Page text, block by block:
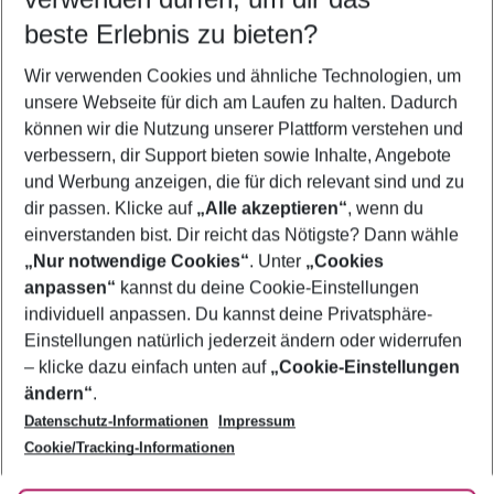
5-8 Nächte
2 Erwachsene Keine Kinder
Mehr Filter anzeigen
Footer
Footer navigation
Über uns
AGB
Bestpreisgarantie
Cookie-Einstellungen ändern
Cookie-Richtlinie
Agenturbetreuung
Barrierefreies Reisen
Folge uns
beste Erlebnis zu bieten?
Wir verwenden Cookies und ähnliche Technologien, um
unsere Webseite für dich am Laufen zu halten. Dadurch
können wir die Nutzung unserer Plattform verstehen und
verbessern, dir Support bieten sowie Inhalte, Angebote
und Werbung anzeigen, die für dich relevant sind und zu
dir passen. Klicke auf „Alle akzeptieren“, wenn du
einverstanden bist. Dir reicht das Nötigste? Dann wähle
„Nur notwendige Cookies“. Unter „Cookies
anpassen“ kannst du deine Cookie-Einstellungen
individuell anpassen. Du kannst deine Privatsphäre-
Einstellungen natürlich jederzeit ändern oder widerrufen
– klicke dazu einfach unten auf „Cookie-Einstellungen
ändern“.
Datenschutz-Informationen
Impressum
Cookie/Tracking-Informationen